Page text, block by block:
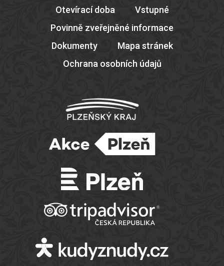
Otevírací doba
Vstupné
Povinně zveřejněné informace
Dokumenty
Mapa stránek
Ochrana osobních údajů